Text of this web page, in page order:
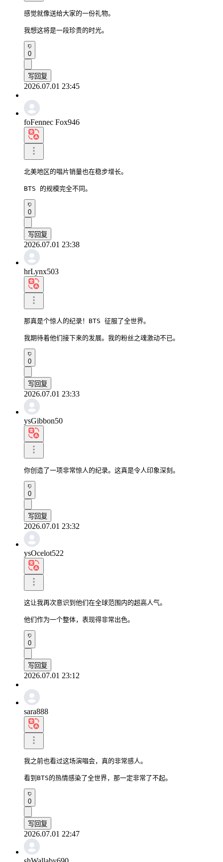
感觉就像送给大家的一份礼物。
我想这将是一段珍贵的时光。
0
写回复
2026.07.01 23:45
foFennec Fox946
北美地区的唱片销量也在稳步增长。
BTS 的规模完全不同。
0
写回复
2026.07.01 23:38
hrLynx503
那真是个惊人的纪录！BTS 征服了全世界。
我期待着他们接下来的发展。我的粉丝之魂激动不已。
0
写回复
2026.07.01 23:33
ysGibbon50
你创造了一项非常惊人的纪录。这真是令人印象深刻。
0
写回复
2026.07.01 23:32
ysOcelot522
这让我再次意识到他们在全球范围内的超高人气。
他们作为一个整体，表现得非常出色。
0
写回复
2026.07.01 23:12
sara888
我之前也看过这场演唱会，真的非常感人。
看到BTS的热情感染了全世界，那一定非常了不起。
0
写回复
2026.07.01 22:47